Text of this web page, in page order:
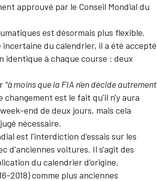
approuvé par le Conseil Mondial du
est désormais plus flexible.
du calendrier, il a été accepté
identique à chaque course : deux
"à moins que la FIA n'en décide autrement
changement est le fait qu'il n'y aura
end de deux jours, mais cela
nécessaire.
est l'interdiction d'essais sur les
d'anciennes voitures. Il s'agit des
du calendrier d'origine.
2018) comme plus anciennes